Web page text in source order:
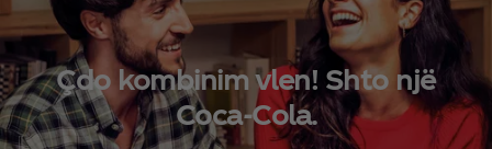
Çdo kombinim vlen! Shto një
Coca‑Cola.